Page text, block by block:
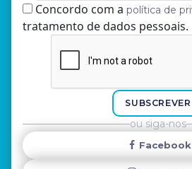
Nome
E-mail
Concordo com a política de
tratamento de dados pessoais.
SUBSCREVER
ou siga-nos
Facebook